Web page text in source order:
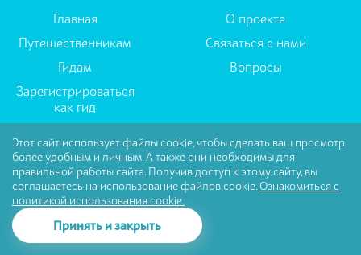
Главная
Путешественникам
Гидам
Зарегистрироваться
как гид
О проекте
Связаться с нами
Вопросы
Пользовательское соглашение
Политика
Конфиденциальности
© Tselector Все права защищены
Этот сайт использует файлы cookie, чтобы сделать ваш просмотр
более удобным и личным. А также они необходимы для
правильной работы сайта. Получив доступ к этому сайту, вы
соглашаетесь на использование файлов cookie. Ознакомиться с
политикой использования cookie.
Принять и закрыть